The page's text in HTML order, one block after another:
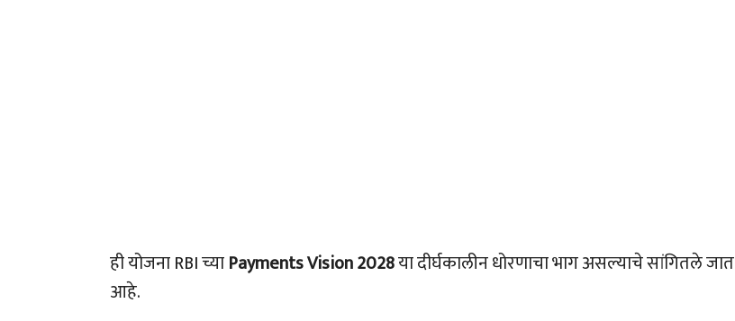
ही योजना RBI च्याPayments Vision 2028या दीर्घकालीन धोरणाचा भाग असल्याचे सांगितले जात
आहे.